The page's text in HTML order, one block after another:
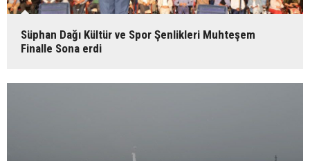
Süphan Dağı Kültür ve Spor Şenlikleri Muhteşem
Finalle Sona erdi